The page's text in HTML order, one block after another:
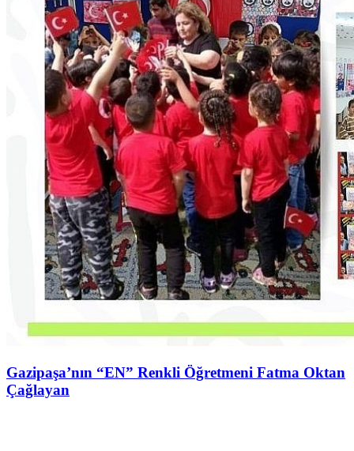
Gazipaşa’nın “EN” Renkli Öğretmeni Fatma Oktan
Çağlayan